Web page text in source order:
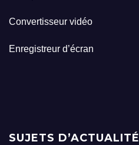
Convertisseur vidéo
Enregistreur d’écran
SUJETS D’ACTUALITÉ